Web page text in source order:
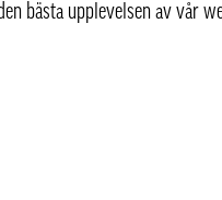
bästa upplevelsen av vår